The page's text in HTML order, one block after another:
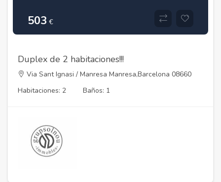
503 €
Duplex de 2 habitaciones!!!
Via Sant Ignasi / Manresa Manresa,Barcelona 08660
Habitaciones: 2
Baños: 1